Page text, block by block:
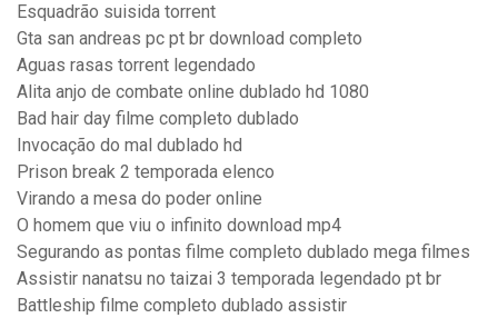
Esquadrão suisida torrent
Gta san andreas pc pt br download completo
Aguas rasas torrent legendado
Alita anjo de combate online dublado hd 1080
Bad hair day filme completo dublado
Invocação do mal dublado hd
Prison break 2 temporada elenco
Virando a mesa do poder online
O homem que viu o infinito download mp4
Segurando as pontas filme completo dublado mega filmes
Assistir nanatsu no taizai 3 temporada legendado pt br
Battleship filme completo dublado assistir